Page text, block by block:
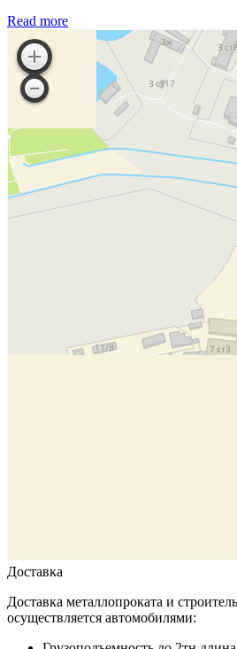
Read more
Доставка
Доставка металлопроката и
осуществляется автомобилями: